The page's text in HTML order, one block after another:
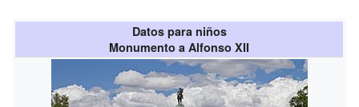
Datos para niños
Monumento a Alfonso XII